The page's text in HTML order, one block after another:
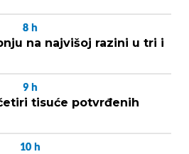
8 h
na najvišoj razini u tri i
9 h
tisuće potvrđenih
10 h